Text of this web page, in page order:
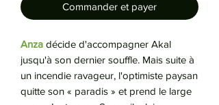
Commander et payer
Anza décide d'accompagner Akal
jusqu'à son dernier souffle. Mais suite à
un incendie ravageur, l'optimiste paysan
quitte son « paradis » et prend le large